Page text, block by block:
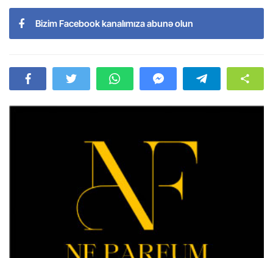
Bizim Facebook kanalımıza abunə olun